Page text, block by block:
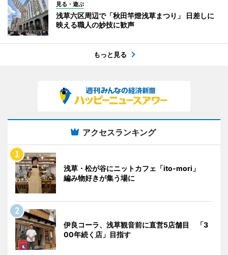
見る・遊ぶ
浅草六区周辺で「秋田竿燈浅草まつり」 日差しに
映える職人の妙技に歓声
もっと見る
アクセスランキング
浅草・松が谷にニットカフェ「ito-mori」
編み物好きが集う場に
伊良コーラ、浅草観音前に直営5店舗目 「3
00年続く店」目指す